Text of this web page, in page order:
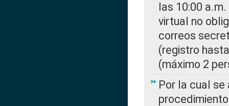
las 10:00
virtual no
correos
(registro
(máximo 2
Por la cual